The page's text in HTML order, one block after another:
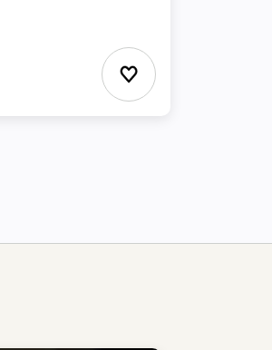
Ajouter aux